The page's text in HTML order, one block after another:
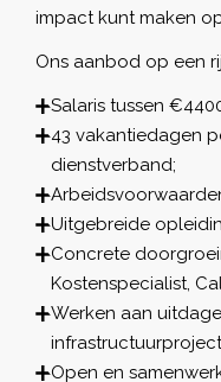
impact kunt maken
Ons aanbod op een
Salaris tussen
43 vakantiedagen
dienstverband;
Uitgebreide
Concrete
Kostenspecialist,
Werken aan
Open en